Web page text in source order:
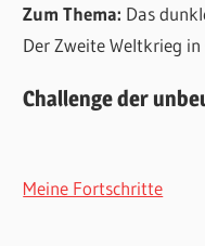
Zum Thema: Das
Der Zweite Weltkrieg in
Challenge der
Meine Fortschritte